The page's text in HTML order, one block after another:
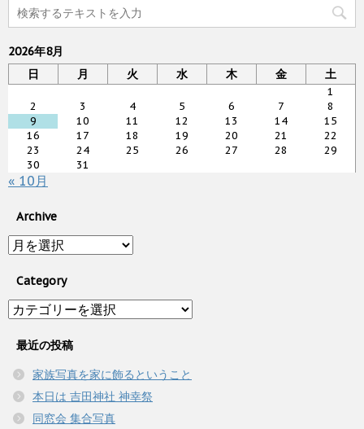
2026年8月
日
月 火 水 木 金 土
1
2
3 4 5 6 7
8
9
10 11 12 13 14
15
16
17 18 19 20 21
22
23
24 25 26 27 28
29
30
31
« 10月
Archive
Archive
Category
Category
最近の投稿
家族写真を家に飾るということ
本日は 吉田神社 神幸祭
同窓会 集合写真